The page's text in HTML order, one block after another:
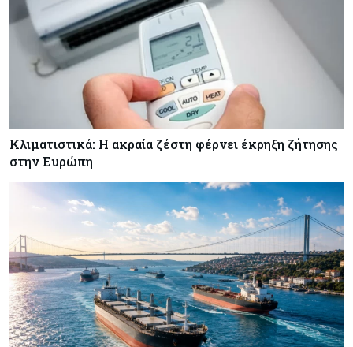
Γιατί οι κεντρικές τράπεζες αφήνουν τις αγορές
να «παίξουν μπάλα»
Κλιματιστικά: Η ακραία ζέστη φέρνει έκρηξη ζήτησης
στην Ευρώπη